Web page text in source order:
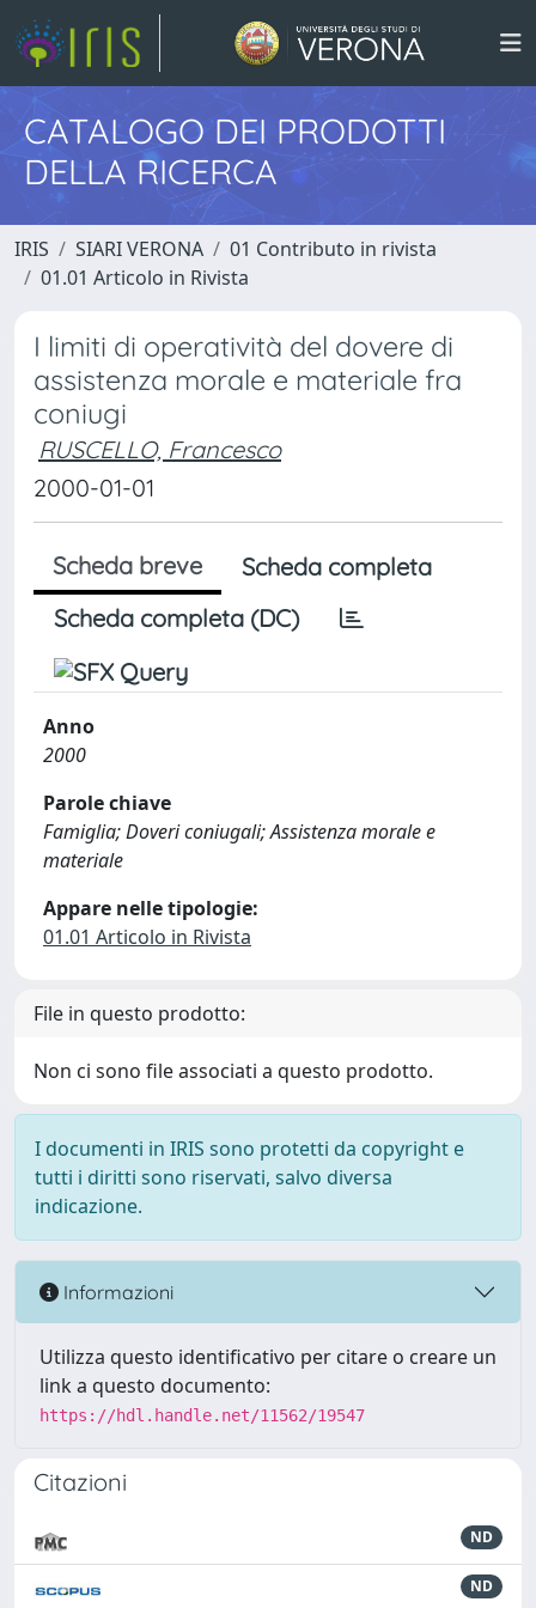
CATALOGO DEI PRODOTTI
DELLA RICERCA
IRIS SIARI VERONA
01 Contributo in rivista
01.01 Articolo in Rivista
I limiti di operatività del dovere di
assistenza morale e materiale fra
coniugi
RUSCELLO, Francesco
2000-01-01
Scheda breve
Scheda completa
Scheda completa (DC)
Anno
2000
Parole chiave
Famiglia; Doveri coniugali; Assistenza morale e
materiale
Appare nelle tipologie:
01.01 Articolo in Rivista
File in questo prodotto:
Non ci sono file associati a questo prodotto.
I documenti in IRIS sono protetti da copyright e
tutti i diritti sono riservati, salvo diversa
indicazione.
Informazioni
Utilizza questo identificativo per citare o creare un
link a questo documento:
https://hdl.handle.net/11562/19547
Citazioni
ND
ND